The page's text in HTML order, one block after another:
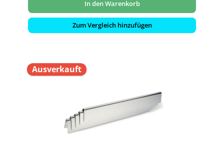
In den Warenkorb
Zum Vergleich hinzufügen
Ausverkauft